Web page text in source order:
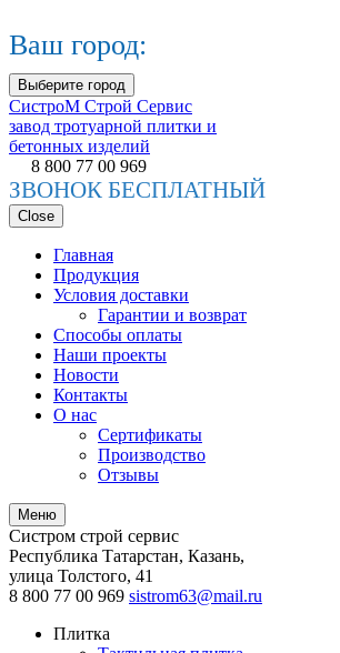
Ваш город:
Выберите город
СистроМ Строй Сервис
завод тротуарной плитки и
бетонных изделий
8 800 77 00 969
ЗВОНОК БЕСПЛАТНЫЙ
Close
Главная
Продукция
Условия доставки
Гарантии и возврат
Способы оплаты
Наши проекты
Новости
Контакты
О нас
Сертификаты
Производство
Отзывы
Меню
Систром строй сервис
Республика Татарстан, Казань,
улица Толстого, 41
8 800 77 00 969 sistrom63@mail.ru
Плитка